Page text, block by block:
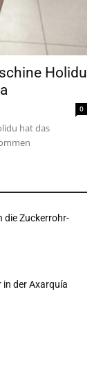
Holidu
0
hat das
die Zuckerrohr-
in der Axarquía